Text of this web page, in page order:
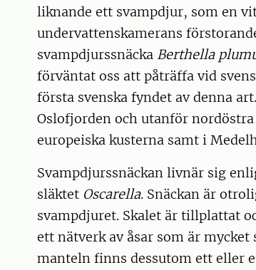
liknande ett svampdjur, som en
undervattenskamerans
svampdjurssnäcka Berthella
förväntat oss att påträffa vid
första svenska fyndet av denna
Oslofjorden och utanför
europeiska kusterna samt i
Svampdjurssnäckan livnär sig
släktet Oscarella. Snäckan är
svampdjuret. Skalet är tillplattat
ett nätverk av åsar som är
manteln finns dessutom ett eller